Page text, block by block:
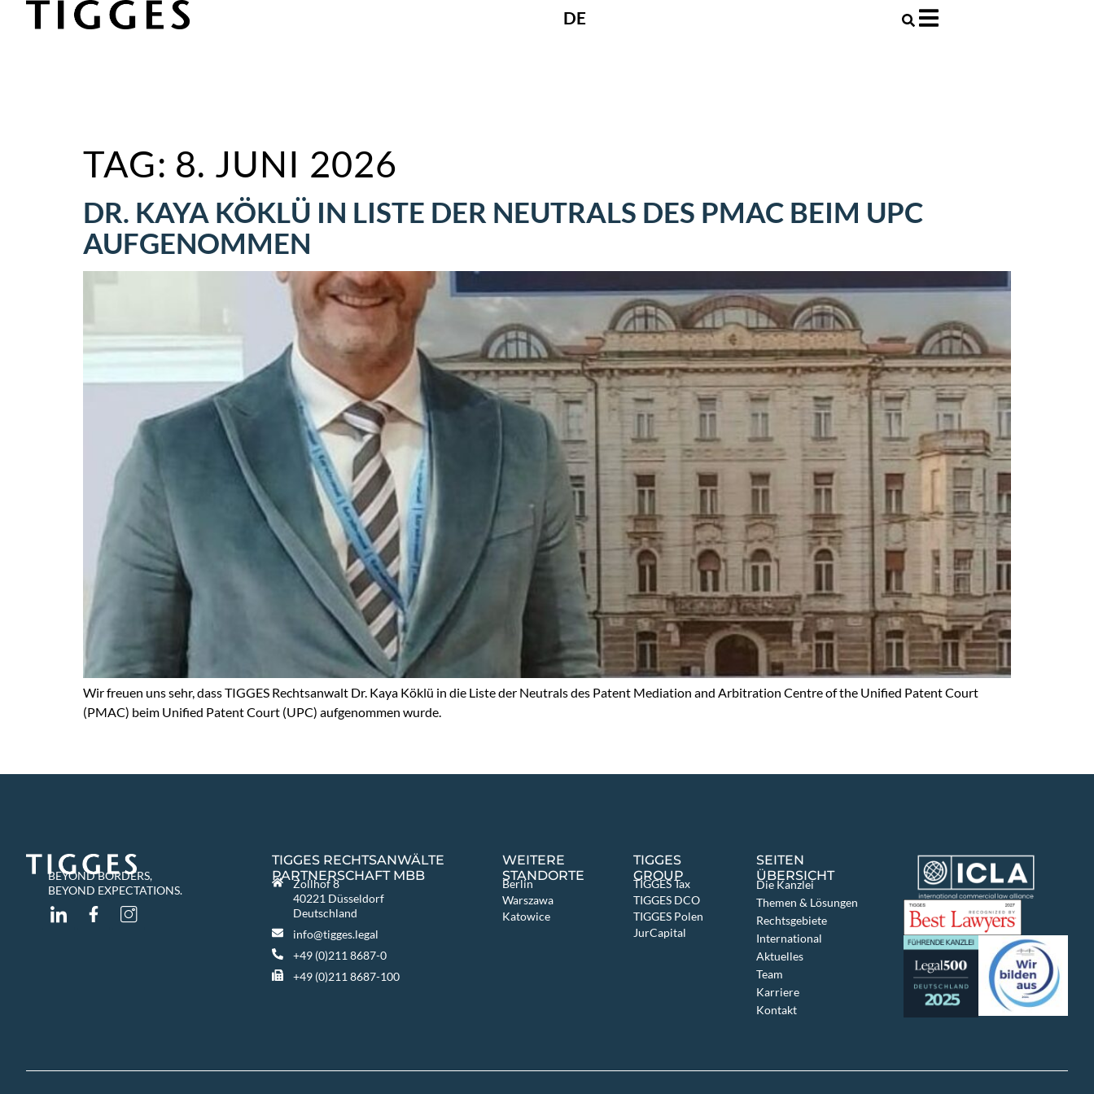
DE
TAG: 8. JUNI 2026
DR. KAYA KÖKLÜ IN LISTE DER NEUTRALS DES PMAC BEIM UPC
AUFGENOMMEN
Wir freuen uns sehr, dass TIGGES Rechtsanwalt Dr. Kaya Köklü in die Liste der Neutrals des Patent Mediation and Arbitration Centre of the Unified Patent Court
(PMAC) beim Unified Patent Court (UPC) aufgenommen wurde.
BEYOND BORDERS,
BEYOND EXPECTATIONS.
TIGGES RECHTSANWÄLTE
PARTNERSCHAFT MBB
Zollhof 8
40221 Düsseldorf
Deutschland
info@tigges.legal
+49 (0)211 8687-0
+49 (0)211 8687-100
WEITERE
STANDORTE
Berlin
Warszawa
Katowice
TIGGES
GROUP
TIGGES Tax
TIGGES DCO
TIGGES Polen
JurCapital
SEITEN
ÜBERSICHT
Die Kanzlei
Themen & Lösungen
Rechtsgebiete
International
Aktuelles
Team
Karriere
Kontakt